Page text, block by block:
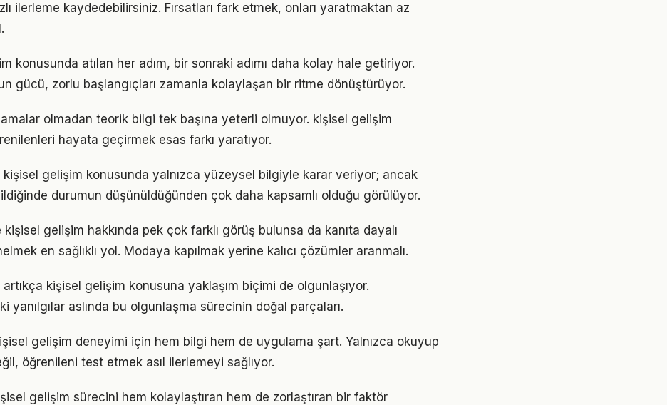
ilerleme kaydedebilirsiniz. Fırsatları fark etmek, onları yaratmaktan az
konusunda atılan her adım, bir sonraki adımı daha kolay hale getiriyor.
gücü, zorlu başlangıçları zamanla kolaylaşan bir ritme dönüştürüyor.
olmadan teorik bilgi tek başına yeterli olmuyor. kişisel gelişim
hayata geçirmek esas farkı yaratıyor.
kişisel gelişim konusunda yalnızca yüzeysel bilgiyle karar veriyor; ancak
durumun düşünüldüğünden çok daha kapsamlı olduğu görülüyor.
gelişim hakkında pek çok farklı görüş bulunsa da kanıta dayalı
en sağlıklı yol. Modaya kapılmak yerine kalıcı çözümler aranmalı.
kişisel gelişim konusuna yaklaşım biçimi de olgunlaşıyor.
yanılgılar aslında bu olgunlaşma sürecinin doğal parçaları.
gelişim deneyimi için hem bilgi hem de uygulama şart. Yalnızca okuyup
öğrenileni test etmek asıl ilerlemeyi sağlıyor.
gelişim sürecini hem kolaylaştıran hem de zorlaştıran bir faktör